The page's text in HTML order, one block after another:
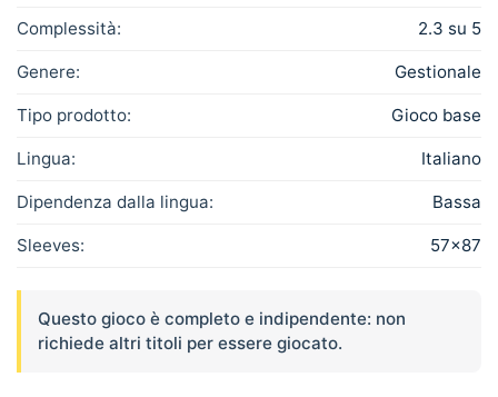
Complessità: 2.3 su 5
Genere: Gestionale
Tipo prodotto: Gioco base
Lingua: Italiano
Dipendenza dalla lingua: Bassa
Sleeves: 57×87
Questo gioco è completo e indipendente: non
richiede altri titoli per essere giocato.